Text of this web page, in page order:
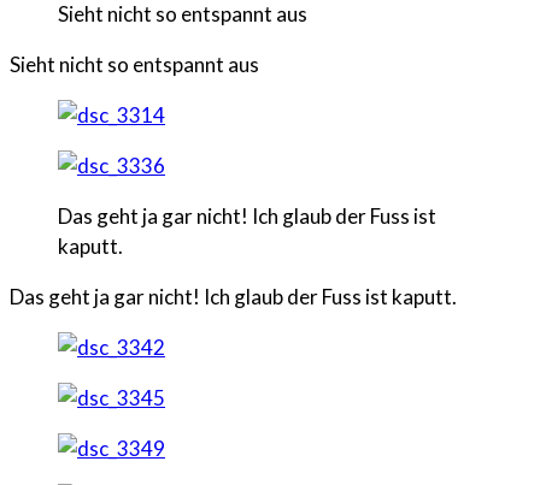
Sieht nicht so entspannt aus
Sieht nicht so entspannt aus
Das geht ja gar nicht! Ich glaub der Fuss ist
kaputt.
Das geht ja gar nicht! Ich glaub der Fuss ist kaputt.